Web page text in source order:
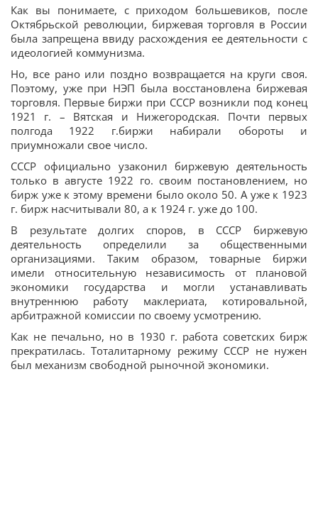
Как вы понимаете, с приходом большевиков, после
Октябрьской революции, биржевая торговля в России
была запрещена ввиду расхождения ее деятельности с
идеологией коммунизма.
Но, все рано или поздно возвращается на круги своя.
Поэтому, уже при НЭП была восстановлена биржевая
торговля. Первые биржи при СССР возникли под конец
1921 г. – Вятская и Нижегородская. Почти первых
полгода 1922 г.биржи набирали обороты и
приумножали свое число.
СССР официально узаконил биржевую деятельность
только в августе 1922 го. своим постановлением, но
бирж уже к этому времени было около 50. А уже к 1923
г. бирж насчитывали 80, а к 1924 г. уже до 100.
В результате долгих споров, в СССР биржевую
деятельность определили за общественными
организациями. Таким образом, товарные биржи
имели относительную независимость от плановой
экономики государства и могли устанавливать
внутреннюю работу маклериата, котировальной,
арбитражной комиссии по своему усмотрению.
Как не печально, но в 1930 г. работа советских бирж
прекратилась. Тоталитарному режиму СССР не нужен
был механизм свободной рыночной экономики.